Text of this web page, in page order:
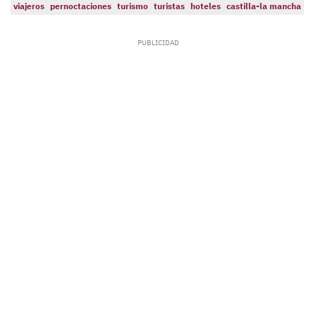
viajeros pernoctaciones turismo turistas hoteles castilla-la mancha